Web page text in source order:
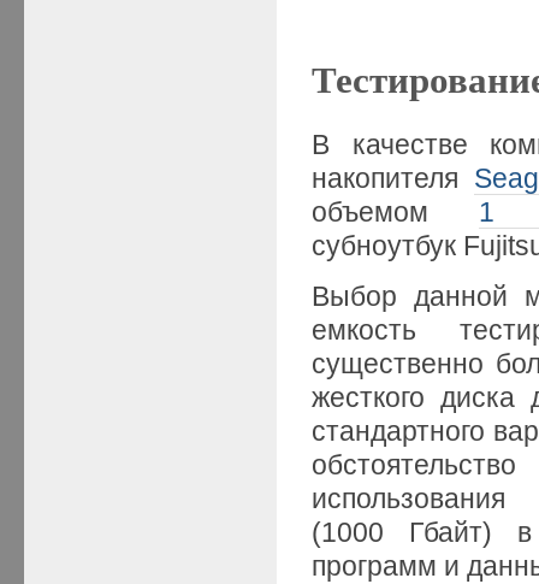
В качестве
накопителя
объемом 1
субноутбук
Выбор данной
емкость
существенно
жесткого
стандартного
(1000 Гбайт) в
программ и